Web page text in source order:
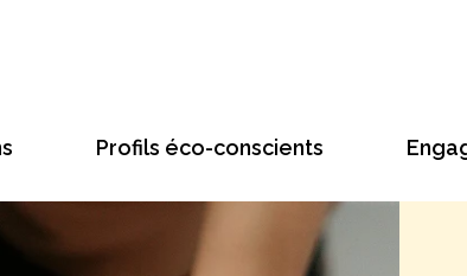
Profils éco-conscients